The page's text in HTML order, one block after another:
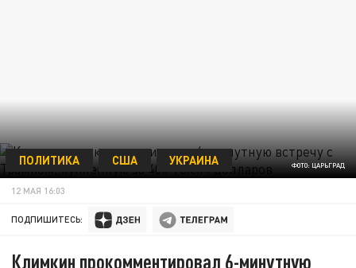
ФОТО: ЦАРЬГРАД
ПОЛИТИКА США УКРАИНА
12 МАЯ 16:03
ПОДПИШИТЕСЬ:
Климкин прокомментировал 6-минутную